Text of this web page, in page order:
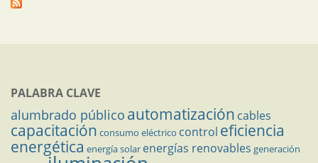
PALABRA CLAVE
alumbrado público automatización cables
capacitación consumo eléctrico control eficiencia
energética energía solar energías renovables generación